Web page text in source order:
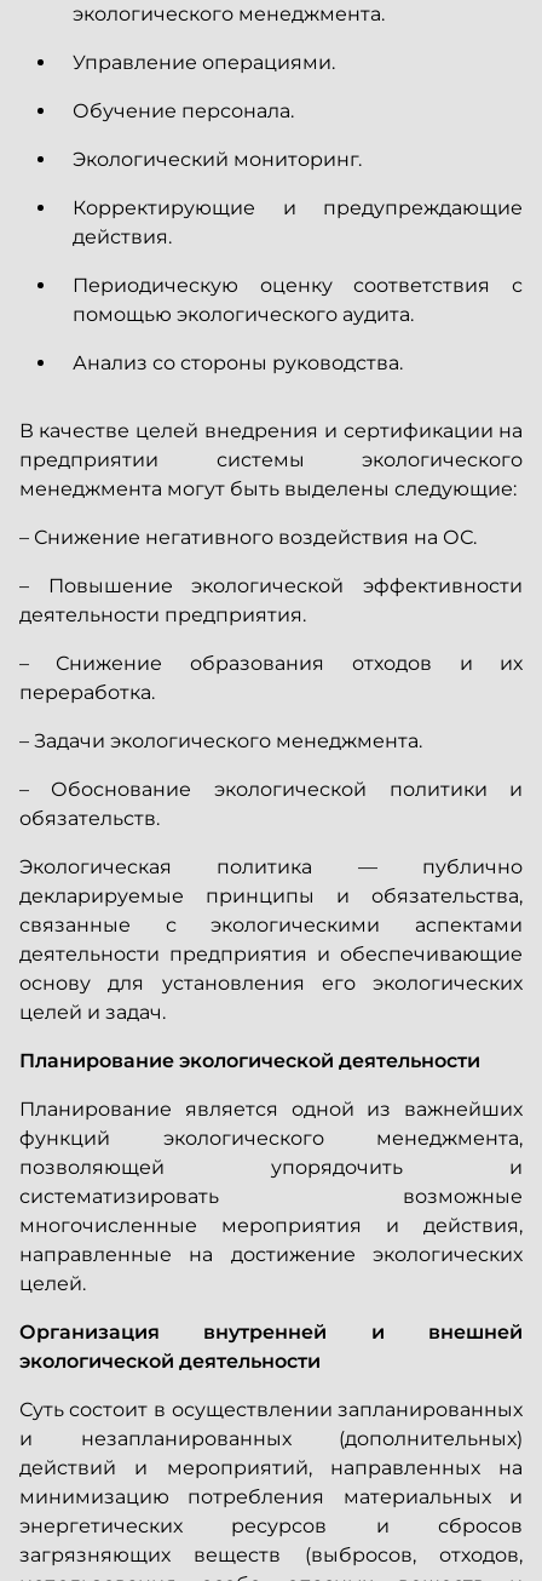
экологического менеджмента.
Управление операциями.
Обучение персонала.
Экологический мониторинг.
Корректирующие и предупреждающие
действия.
Периодическую оценку соответствия с
помощью экологического аудита.
Анализ со стороны руководства.
В качестве целей внедрения и сертификации на
предприятии системы экологического
менеджмента могут быть выделены следующие:
– Снижение негативного воздействия на ОС.
–
Повышение экологической эффективности
деятельности предприятия.
– Снижение образования отходов и их
переработка.
– Задачи экологического менеджмента.
– Обоснование экологической политики и
обязательств.
Экологическая политика — публично
декларируемые принципы и обязательства,
связанные с экологическими аспектами
деятельности предприятия и обеспечивающие
основу для установления его экологических
целей и задач.
Планирование экологической деятельности
Планирование является одной из важнейших
функций экологического менеджмента,
позволяющей упорядочить и
систематизировать возможные
многочисленные мероприятия и действия,
направленные на достижение экологических
целей.
Организация внутренней и внешней
экологической деятельности
Суть состоит в осуществлении запланированных
и незапланированных (дополнительных)
действий и мероприятий, направленных на
минимизацию потребления материальных и
энергетических ресурсов и сбросов
загрязняющих веществ (выбросов, отходов,